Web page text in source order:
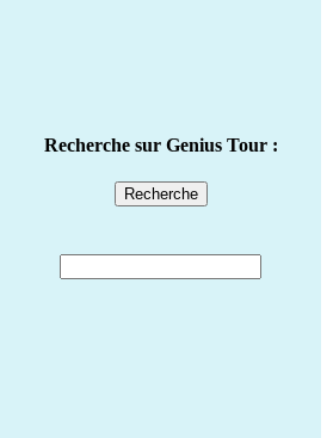
Recherche sur Genius Tour :